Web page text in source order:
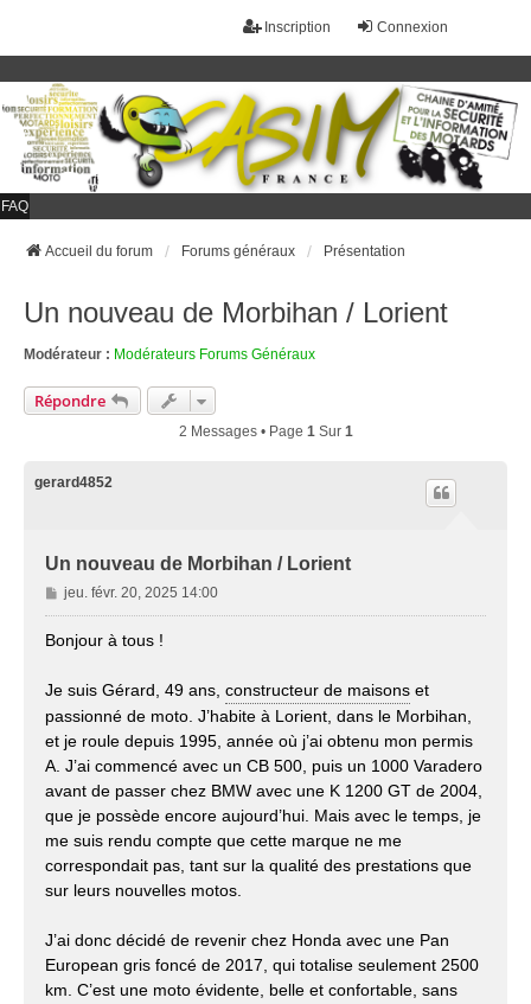
Connexion
Inscription
FAQ
Accueil du forum Forums généraux Présentation
Un nouveau de Morbihan / Lorient
Modérateur : Modérateurs Forums Généraux
Répondre
2 Messages • Page 1Sur 1
gerard4852
Un nouveau de Morbihan / Lorient
M
e
s
g
e
jeu. févr. 20, 2025 14:00
Bonjour à tous !
Je suis Gérard, 49 ans, constructeur de maisons et
passionné de moto. J’habite à Lorient, dans le Morbihan,
et je roule depuis 1995, année où j’ai obtenu mon permis
A. J’ai commencé avec un CB 500, puis un 1000 Varadero
avant de passer chez BMW avec une K 1200 GT de 2004,
que je possède encore aujourd’hui. Mais avec le temps, je
me suis rendu compte que cette marque ne me
correspondait pas, tant sur la qualité des prestations que
sur leurs nouvelles motos.
J’ai donc décidé de revenir chez Honda avec une Pan
European gris foncé de 2017, qui totalise seulement 2500
km. C’est une moto évidente, belle et confortable, sans